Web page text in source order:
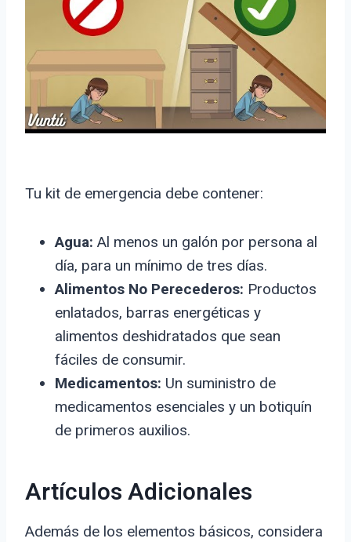
Tu kit de emergencia debe contener:
Agua: Al menos un galón por persona al
día, para un mínimo de tres días.
Alimentos No Perecederos: Productos
enlatados, barras energéticas y
alimentos deshidratados que sean
fáciles de consumir.
Medicamentos: Un suministro de
medicamentos esenciales y un botiquín
de primeros auxilios.
Artículos Adicionales
Además de los elementos básicos, considera